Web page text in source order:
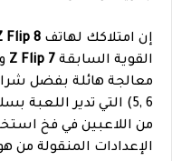
إن امتلاكك لهاتف Flip 8
القوية السابقة Z Flip 7 و
5, 6) التي تدير اللعبة
من اللاعبين في فخ
الإعدادات المنقولة من